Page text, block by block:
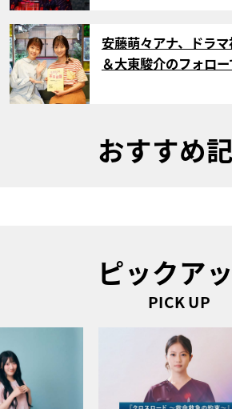
サムネイル
安藤萌々アナ、ドラ
＆大東駿介のフォロ
おすすめ
ピックア
PICK UP